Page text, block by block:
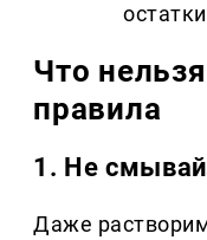
Что
правила
1. Не смывай
Даже